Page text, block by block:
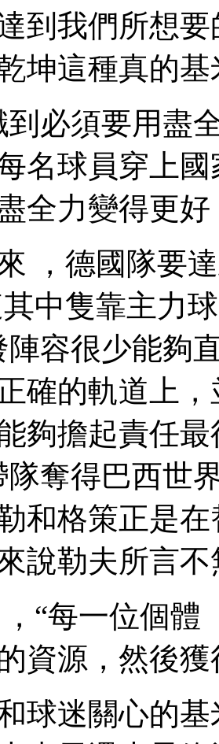
到我們所想要
乾坤這種真的基米
到必須要用盡
每名球員穿上
全力變得更好
 ，德國隊要
這其中隻靠主力
發陣容很少能
的軌道上
能夠擔起責任最
隊奪得巴西世
和格策正是在
說勒夫所言不無
，“每一位個
源 ，然後獲
球迷關心的